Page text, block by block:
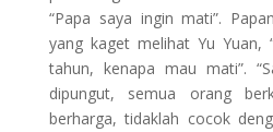
“Papa saya ingin mati”.
yang kaget melihat Yu Yuan,
tahun, kenapa mau mati”.
dipungut, semua orang
berharga, tidaklah cocok